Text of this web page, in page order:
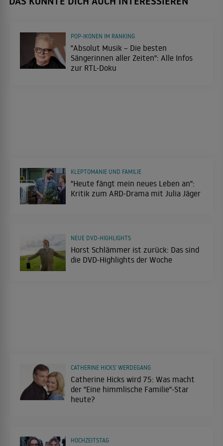
"Absolut Musik – Die besten
Sängerinnen aller Zeiten": Alle Infos
zur RTL-Doku
POP-IKONEN IM RANKING
"Heute fängt mein neues Leben an":
Kritik zum ARD-Drama mit Julia Jäger
KLEPTOMANIE UND FAMILIE
Horst Schlämmer ist zurück: Das sind
die DVD-Highlights der Woche
NEUE DVD-HIGHLIGHTS
Catherine Hicks wird 75: Was macht
der "Eine himmlische Familie"-Star
heute?
CATHERINE HICKS' WERDEGANG
HOCHZEITSTAG